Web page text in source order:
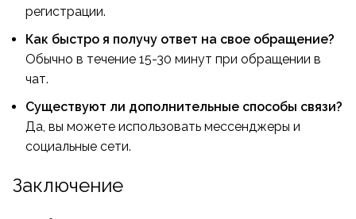
регистрации.
Как быстро я получу ответ на свое обращение?
Обычно в течение 15-30 минут при обращении в
чат.
Существуют ли дополнительные способы связи?
Да, вы можете использовать мессенджеры и
социальные сети.
Заключение